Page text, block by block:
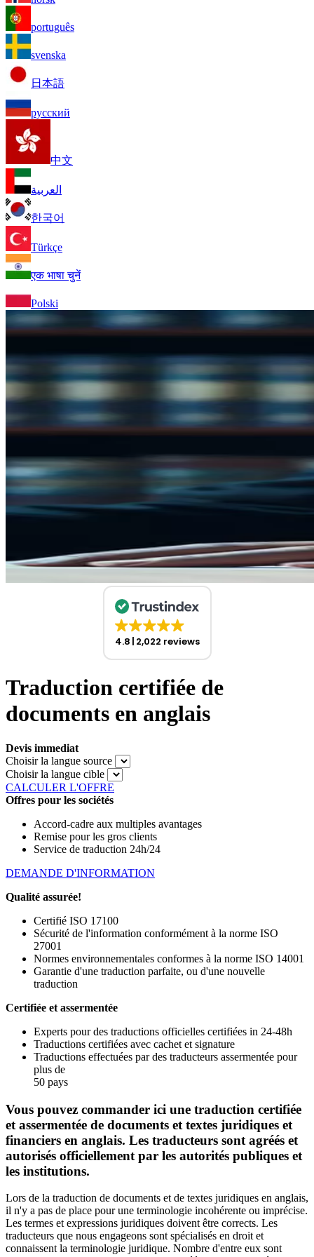
português
svenska
日本語
русский
中文
العربية
한국어
Türkçe
एक भाषा चुनें
Polski
4.8 2,022 reviews
Traduction certifiée de
documents en anglais
Devis immediat
Choisir la langue source
Choisir la langue cible
CALCULER L'OFFRE
Offres pour les sociétés
Accord-cadre aux multiples avantages
Remise pour les gros clients
Service de traduction 24h/24
DEMANDE D'INFORMATION
Qualité assurée!
Certifié ISO 17100
Sécurité de l'information conformément à la norme ISO
27001
Normes environnementales conformes à la norme ISO 14001
Garantie d'une traduction parfaite, ou d'une nouvelle
traduction
Certifiée et assermentée
Experts pour des traductions officielles certifiées in 24-48h
Traductions certifiées avec cachet et signature
Traductions effectuées par des traducteurs assermentée pour
plus de
50 pays
Vous pouvez commander ici une traduction certifiée
et assermentée de documents et textes juridiques et
financiers en anglais. Les traducteurs sont agréés et
autorisés officiellement par les autorités publiques et
les institutions.
Lors de la traduction de documents et de textes juridiques en anglais,
il n'y a pas de place pour une terminologie incohérente ou imprécise.
Les termes et expressions juridiques doivent être corrects. Les
traducteurs que nous engageons sont spécialisés en droit et
connaissent la terminologie juridique. Nombre d'entre eux sont